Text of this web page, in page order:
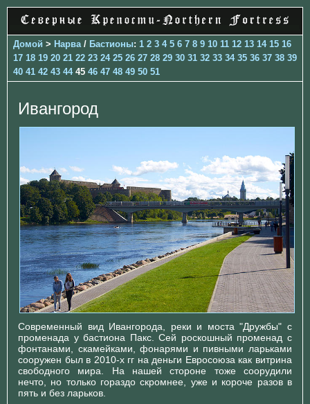
Домой > Нарва / Бастионы: 1 2 3 4 5 6 7 8 9 10 11 12 13 14 15 16
17 18 19 20 21 22 23 24 25 26 27 28 29 30 31 32 33 34 35 36 37 38 39
40 41 42 43 4445 46 47 48 49 50 51
Ивангород
Современный вид Ивангорода, реки и моста "Дружбы" с
променада у бастиона Пакс. Сей роскошный променад с
фонтанами, скамейками, фонарями и пивными ларьками
сооружен был в 2010-х гг на деньги Евросоюза как витрина
свободного мира. На нашей стороне тоже соорудили
нечто, но только гораздо скромнее, уже и короче разов в
пять и без ларьков.